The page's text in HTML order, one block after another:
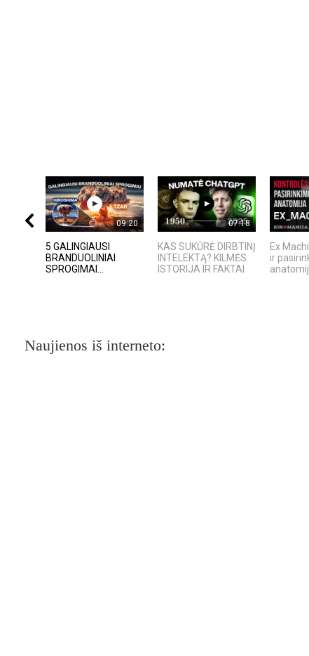
09:20
5 GALINGIAUSI
BRANDUOLINIAI
SPROGIMAI...
07:18
KAS SUKŪRĖ DIRBTINĮ
INTELEKTĄ? KILMĖS
ISTORIJA IR FAKTAI
Ex
ir
Naujienos iš interneto: